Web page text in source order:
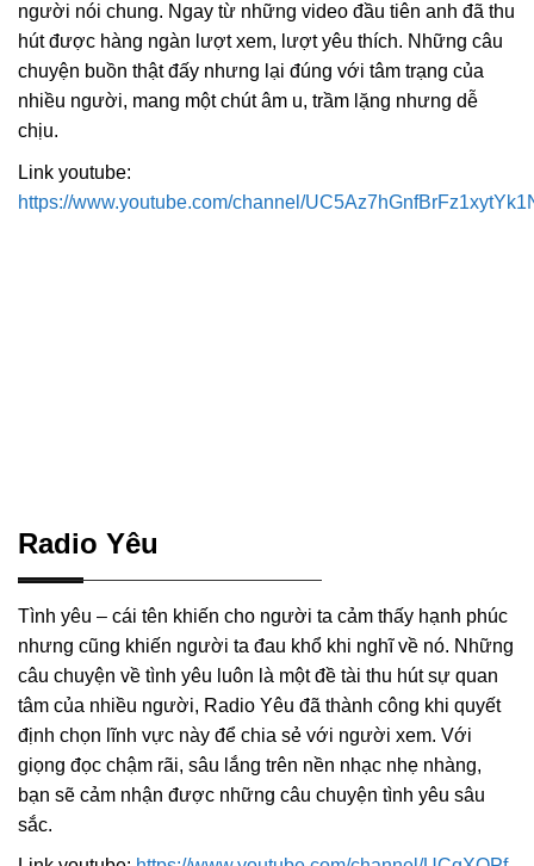
người nói chung. Ngay từ những video đầu tiên anh đã thu
hút được hàng ngàn lượt xem, lượt yêu thích. Những câu
chuyện buồn thật đấy nhưng lại đúng với tâm trạng của
nhiều người, mang một chút âm u, trầm lặng nhưng dễ
chịu.
Link youtube:
https://www.youtube.com/channel/
Radio Yêu
Tình yêu – cái tên khiến cho người ta cảm thấy hạnh phúc
nhưng cũng khiến người ta đau khổ khi nghĩ về nó. Những
câu chuyện về tình yêu luôn là một đề tài thu hút sự quan
tâm của nhiều người, Radio Yêu đã thành công khi quyết
định chọn lĩnh vực này để chia sẻ với người xem. Với
giọng đọc chậm rãi, sâu lắng trên nền nhạc nhẹ nhàng,
bạn sẽ cảm nhận được những câu chuyện tình yêu sâu
sắc.